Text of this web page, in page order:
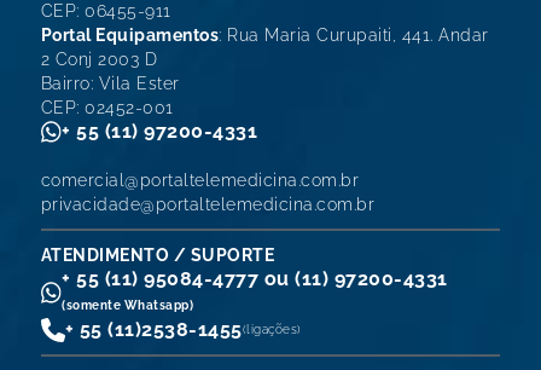
CEP: 06455-911
Portal Equipamentos: Rua Maria Curupaiti, 441. Andar
2 Conj 2003 D
Bairro: Vila Ester
CEP: 02452-001
+ 55 (11) 97200-4331
comercial@portaltelemedicina.com.br
privacidade@portaltelemedicina.com.br
ATENDIMENTO / SUPORTE
+ 55 (11) 95084-4777 ou (11) 97200-4331
(somente Whatsapp)
+ 55 (11)2538-1455(ligações)